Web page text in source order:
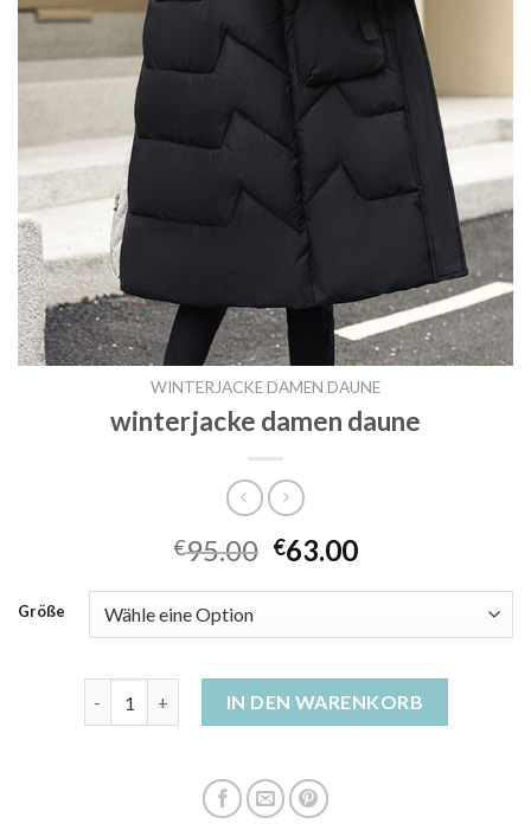
WINTERJACKE DAMEN DAUNE
winterjacke damen daune
€95.00 €63.00
Größe
IN DEN WARENKORB